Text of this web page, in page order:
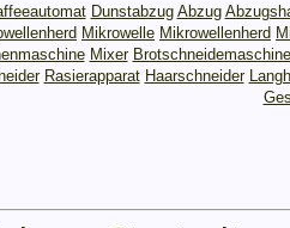
Dunstabzug Abzug
Mikrowelle Mikrowellenherd
Mixer Brotschneidemaschine
Rasierapparat Haarschneider